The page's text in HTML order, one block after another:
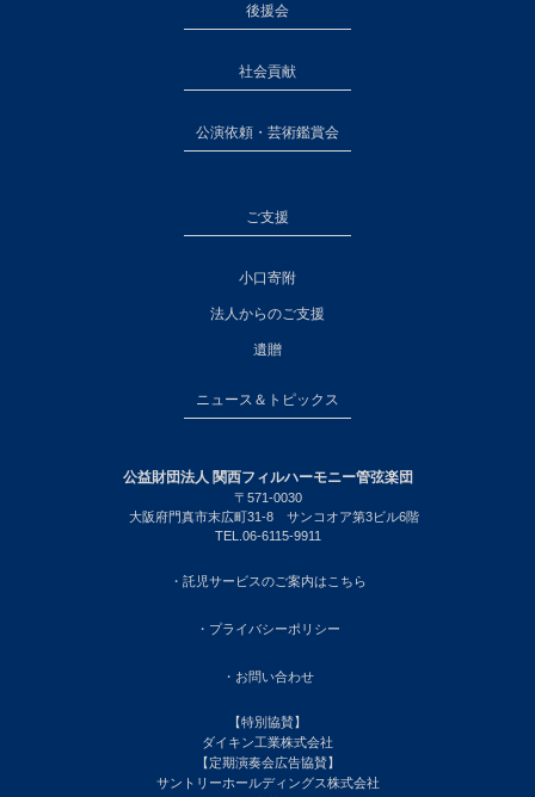
後援会
社会貢献
公演依頼・芸術鑑賞会
ご支援
小口寄附
法人からのご支援
遺贈
ニュース＆トピックス
公益財団法人 関西フィルハーモニー管弦楽団
〒571-0030
大阪府門真市末広町31-8 サンコオア第3ビル6階
TEL.06-6115-9911
・託児サービスのご案内はこちら
・プライバシーポリシー
・お問い合わせ
【特別協賛】
ダイキン工業株式会社
【定期演奏会広告協賛】
サントリーホールディングス株式会社